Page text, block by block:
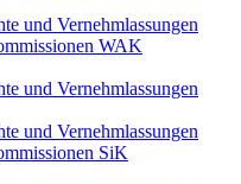
und Vernehmlassungen
WAK
und Vernehmlassungen
und Vernehmlassungen
SiK